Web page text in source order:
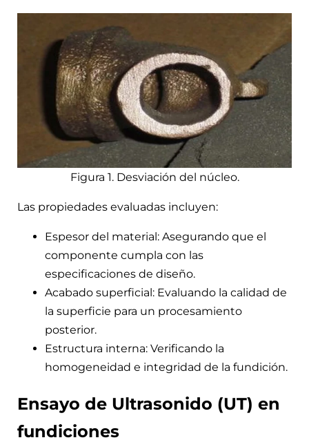
Figura 1. Desviación del núcleo.
Las propiedades evaluadas incluyen:
Espesor del material: Asegurando que el
componente cumpla con las
especificaciones de diseño.
Acabado superficial: Evaluando la calidad de
la superficie para un procesamiento
posterior.
Estructura interna: Verificando la
homogeneidad e integridad de la fundición.
Ensayo de Ultrasonido (UT) en
fundiciones